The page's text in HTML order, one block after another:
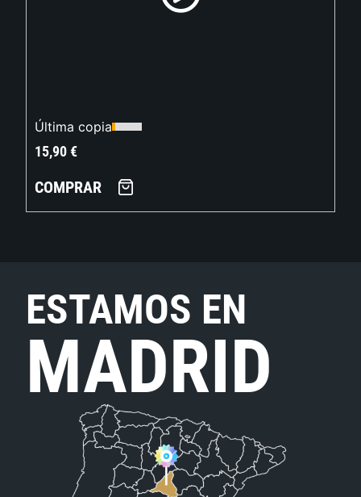
Última copia
15,90€
COMPRAR
ESTAMOS EN
MADRID